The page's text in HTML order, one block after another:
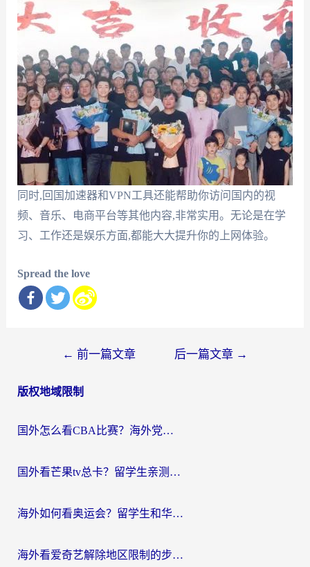
同时,回国加速器和VPN工具还能帮助你访问国内的视
频、音乐、电商平台等其他内容,非常实用。无论是在学
习、工作还是娱乐方面,都能大大提升你的上网体验。
Spread the love
导
← 前一篇文章 后一篇文章 →
版权地域限制
国外怎么看CBA比赛？海外党专属体育直播指南，告别地区限制看球自由
国外看芒果tv总卡？留学生亲测：3步解决地域限制+流畅追剧攻略
海外如何看奥运会？留学生和华人必藏的体育赛事观看终极指南
海外看爱奇艺解除地区限制的步骤与注意事项详解：留学生必看的无卡顿追剧指南